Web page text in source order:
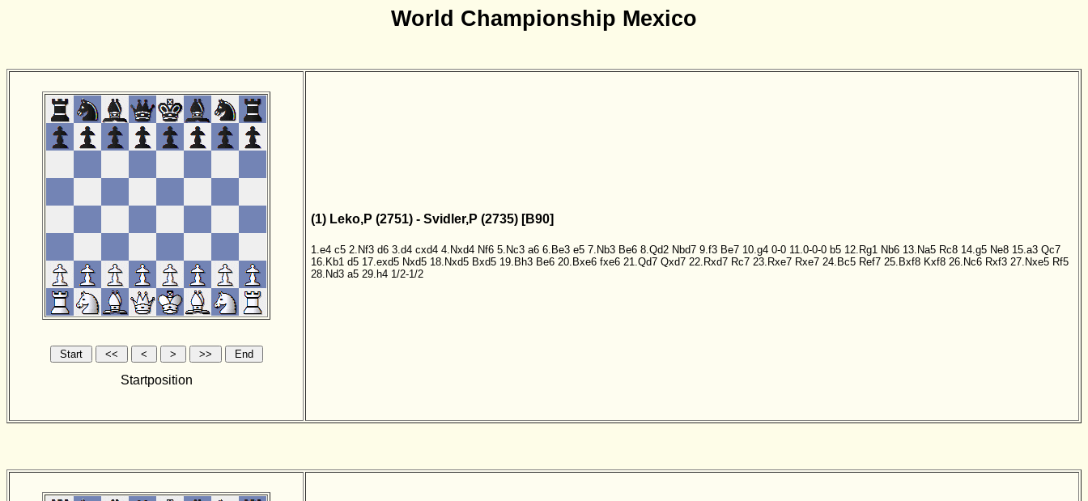
World Championship Mexico
Startposition
(1) Leko,P (2751) - Svidler,P (2735) [B90]
1.e4 c5 2.Nf3 d6 3.d4 cxd4 4.Nxd4 Nf6 5.Nc3 a6 6.Be3 e5 7.Nb3 Be6 8.Qd2 Nbd7 9.f3 Be7 10.g4 0-0 11.0-0-0 b5 12.Rg1 Nb6 13.Na5 Rc8 14.g5 Ne8 15.a3 Qc7
16.Kb1 d5 17.exd5 Nxd5 18.Nxd5 Bxd5 19.Bh3 Be6 20.Bxe6 fxe6 21.Qd7 Qxd7 22.Rxd7 Rc7 23.Rxe7 Rxe7 24.Bc5 Ref7 25.Bxf8 Kxf8 26.Nc6 Rxf3 27.Nxe5 Rf5
28.Nd3 a5 29.h4 1/2-1/2